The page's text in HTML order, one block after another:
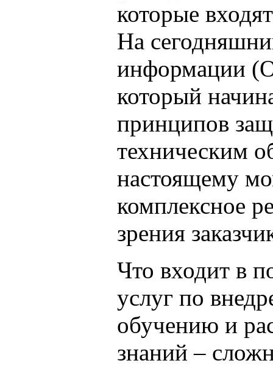
которые
На
информации
который
принципов
техническим
настоящему
комплексное
зрения
Что входит в
услуг по
обучению и
знаний –